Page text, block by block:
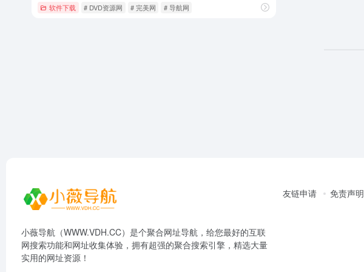
软件下载 # DVD资源网 # 完美网 # 导航网
小薇导航（WWW.VDH.CC）是个聚合网址导航，给您最好的互联
网搜索功能和网址收集体验，拥有超强的聚合搜索引擎，精选大量
实用的网址资源！
友链申请 免责声明